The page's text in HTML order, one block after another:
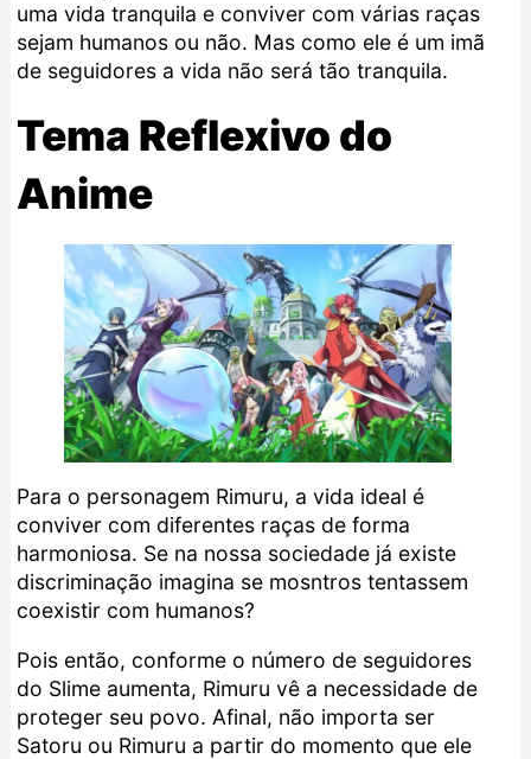
uma vida tranquila e conviver com várias raças
sejam humanos ou não. Mas como ele é um imã
de seguidores a vida não será tão tranquila.
Tema Reflexivo do
Anime
Para o personagem Rimuru, a vida ideal é
conviver com diferentes raças de forma
harmoniosa. Se na nossa sociedade já existe
discriminação imagina se mosntros tentassem
coexistir com humanos?
Pois então, conforme o número de seguidores
do Slime aumenta, Rimuru vê a necessidade de
proteger seu povo. Afinal, não importa ser
Satoru ou Rimuru a partir do momento que ele